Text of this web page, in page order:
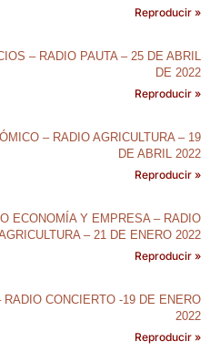
Reproducir »
– RADIO PAUTA – 25 DE ABRIL
DE 2022
Reproducir »
– RADIO AGRICULTURA – 19
DE ABRIL 2022
Reproducir »
ECONOMÍA Y EMPRESA – RADIO
– 21 DE ENERO 2022
Reproducir »
RADIO CONCIERTO -19 DE ENERO
2022
Reproducir »